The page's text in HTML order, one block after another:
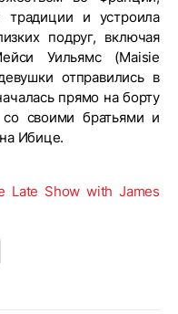
и устроила
подруг, включая
Уильямс (Maisie
отправились в
прямо на борту
своими братьями и
Ибице.
Late Show with James